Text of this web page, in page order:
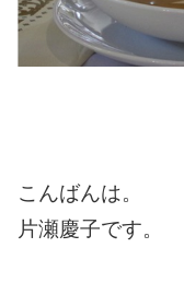
こんばんは。
片瀬慶子です。